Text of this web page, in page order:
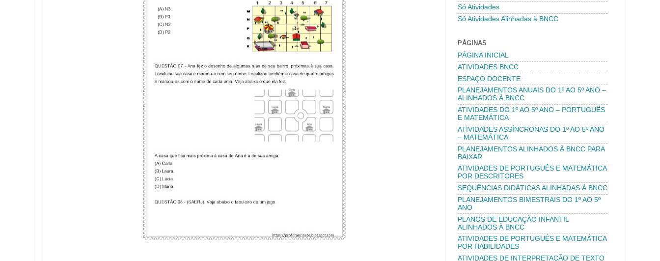
Só Atividades
Só Atividades Alinhadas à BNCC
PÁGINAS
PÁGINA INICIAL
ATIVIDADES BNCC
ESPAÇO DOCENTE
PLANEJAMENTOS ANUAIS DO 1º AO 5º ANO –
ALINHADOS À BNCC
ATIVIDADES DO 1º AO 5º ANO – PORTUGUÊS
E MATEMÁTICA
ATIVIDADES ASSÍNCRONAS DO 1º AO 5º ANO
– MATEMÁTICA
PLANEJAMENTOS ALINHADOS À BNCC PARA
BAIXAR
ATIVIDADES DE PORTUGUÊS E MATEMÁTICA
POR DESCRITORES
SEQUÊNCIAS DIDÁTICAS ALINHADAS À BNCC
PLANEJAMENTOS BIMESTRAIS DO 1º AO 5º
ANO
PLANOS DE EDUCAÇÃO INFANTIL
ALINHADOS À BNCC
ATIVIDADES DE PORTUGUÊS E MATEMÁTICA
POR HABILIDADES
ATIVIDADES DE INTERPRETAÇÃO DE TEXTO